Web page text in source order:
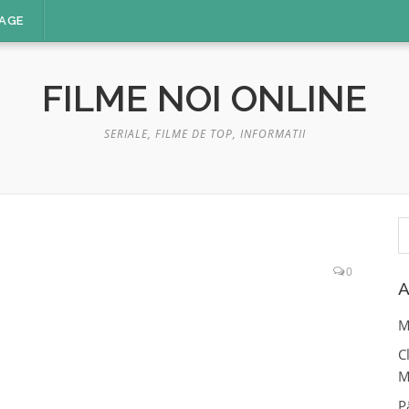
FILME NOI ONLINE
SERIALE, FILME DE TOP, INFORMATII
0